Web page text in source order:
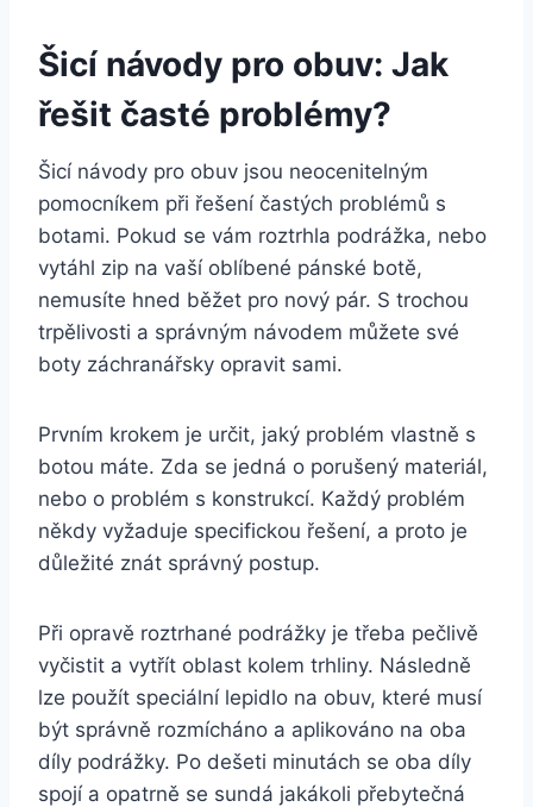
Šicí návody pro obuv: Jak
řešit časté problémy?
Šicí návody pro obuv jsou‍ neocenitelným⁤
pomocníkem při řešení častých problémů s
botami. Pokud se vám roztrhla podrážka, nebo‍
vytáhl zip na ⁢vaší oblíbené pánské botě,
nemusíte hned běžet pro nový pár. S ⁤trochou
trpělivosti a správným návodem můžete své
boty záchranářsky opravit sami.
Prvním krokem je ​určit,⁤ jaký problém vlastně s⁢
botou máte. Zda⁤ se jedná o porušený materiál,
nebo o problém s konstrukcí. Každý problém
někdy vyžaduje specifickou řešení, a proto je
⁢důležité znát správný postup.
Při opravě roztrhané‌ podrážky je​ třeba pečlivě‌
vyčistit a⁤ vytřít oblast kolem trhliny. Následně
lze ⁣použít speciální lepidlo na obuv, které musí‌
být správně rozmícháno a aplikováno na oba
díly podrážky. Po dešeti minutách se oba díly
spojí a opatrně se sundá jakákoli přebytečná